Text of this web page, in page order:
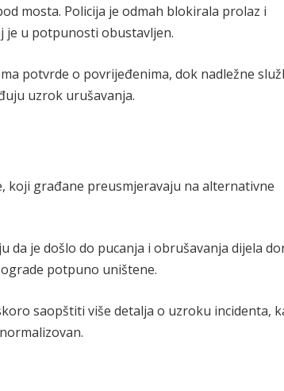
mosta. Policija je odmah blokirala prolaz i
je u potpunosti obustavljen.
potvrde o povrijeđenima, dok nadležne
uzrok urušavanja.
koji građane preusmjeravaju na alternativne
da je došlo do pucanja i obrušavanja dijela
potpuno uništene.
saopštiti više detalja o uzroku incidenta,